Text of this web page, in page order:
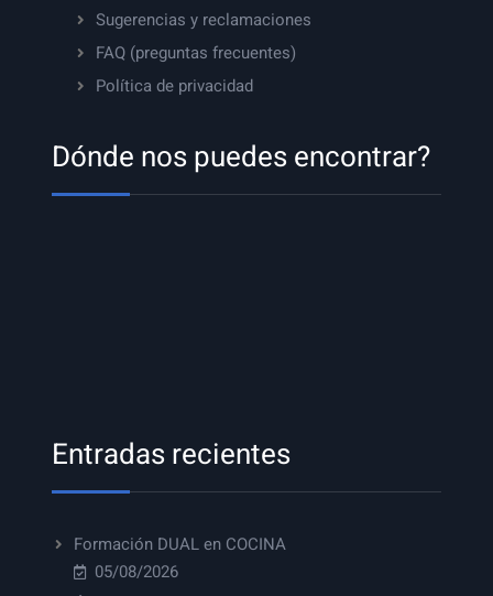
Sugerencias y reclamaciones
FAQ (preguntas frecuentes)
Política de privacidad
Dónde nos puedes encontrar?
Entradas recientes
Formación DUAL en COCINA
05/08/2026